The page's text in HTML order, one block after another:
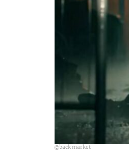
back market